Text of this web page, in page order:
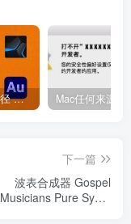
宿主添加插件路径 插件路径设置 VSTPlugins路径
下一篇
波表合成器 Gospel
Musicians Pure Synth